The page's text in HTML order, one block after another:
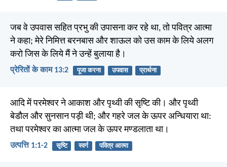
जब वे उपवास सहित प्रभु की उपासना कर रहे था, तो पवित्र आत्मा
ने कहा; मेरे निमित्त बरनबास और शाऊल को उस काम के लिये अलग
करो जिस के लिये मैं ने उन्हें बुलाया है।
प्रेरितों के काम 13:2 पूजा करना उपवास प्रार्थना
आदि में परमेश्वर ने आकाश और पृथ्वी की सृष्टि की। और पृथ्वी
बेडौल और सुनसान पड़ी थी; और गहरे जल के ऊपर अन्धियारा था:
तथा परमेश्वर का आत्मा जल के ऊपर मण्डलाता था।
उत्पत्ति 1:1-2 सृष्टि स्वर्ग पवित्र आत्मा